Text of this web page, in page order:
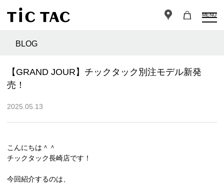
MENU
BLOG
【GRAND JOUR】チックタック別注モデル新発
売！
2025.05.13
こんにちは＾＾
チックタック長崎店です！
今回紹介するのは、